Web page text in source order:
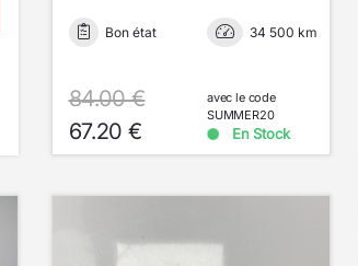
Bon état 34 500 km
84.00 €
67.20 €
avec le code
SUMMER20
En Stock